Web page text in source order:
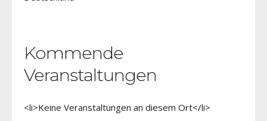
Kommende
Veranstaltungen
<li>Keine Veranstaltungen an diesem Ort</li>